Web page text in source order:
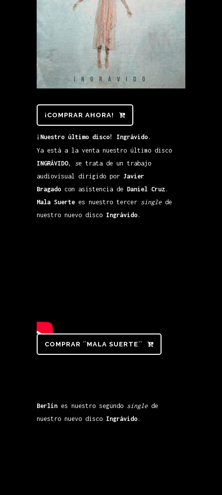
¡COMPRAR AHORA!
¡Nuestro último disco! Ingrávido .
Ya está a la venta nuestro último disco
INGRÁVIDO, se trata de un trabajo
audiovisual dirigido por Javier
Bragado con asistencia de Daniel Cruz .
Mala Suerte es nuestro tercer singlede
nuestro nuevo disco Ingrávido .
COMPRAR ``MALA SUERTE``
Berlín es nuestro segundo singlede
nuestro nuevo disco Ingrávido .